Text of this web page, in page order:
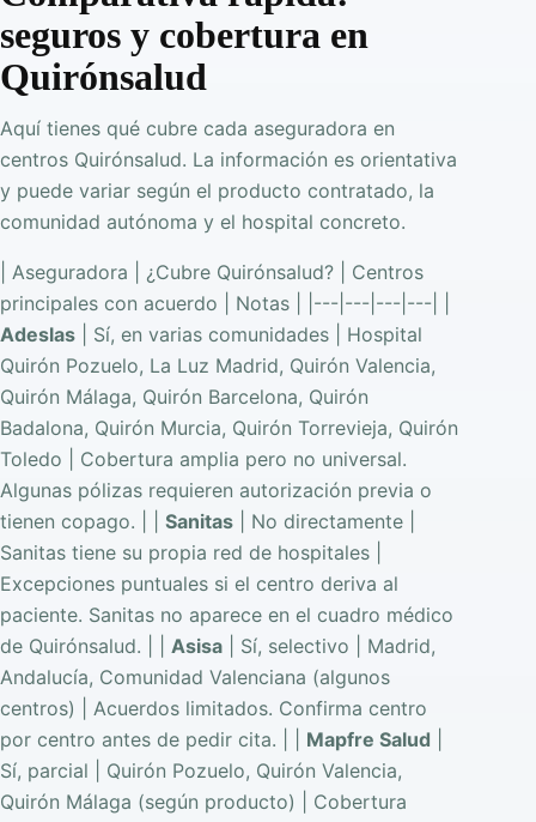
seguros y cobertura en
Quirónsalud
Aquí tienes qué cubre cada aseguradora en
centros Quirónsalud. La información es orientativa
y puede variar según el producto contratado, la
comunidad autónoma y el hospital concreto.
| Aseguradora | ¿Cubre Quirónsalud? | Centros
principales con acuerdo | Notas | |---|---|---|---| |
Adeslas | Sí, en varias comunidades | Hospital
Quirón Pozuelo, La Luz Madrid, Quirón Valencia,
Quirón Málaga, Quirón Barcelona, Quirón
Badalona, Quirón Murcia, Quirón Torrevieja, Quirón
Toledo | Cobertura amplia pero no universal.
Algunas pólizas requieren autorización previa o
tienen copago. | | Sanitas | No directamente |
Sanitas tiene su propia red de hospitales |
Excepciones puntuales si el centro deriva al
paciente. Sanitas no aparece en el cuadro médico
de Quirónsalud. | | Asisa | Sí, selectivo | Madrid,
Andalucía, Comunidad Valenciana (algunos
centros) | Acuerdos limitados. Confirma centro
por centro antes de pedir cita. | | Mapfre Salud
Sí, parcial | Quirón Pozuelo, Quirón Valencia,
Quirón Málaga (según producto) | Cobertura